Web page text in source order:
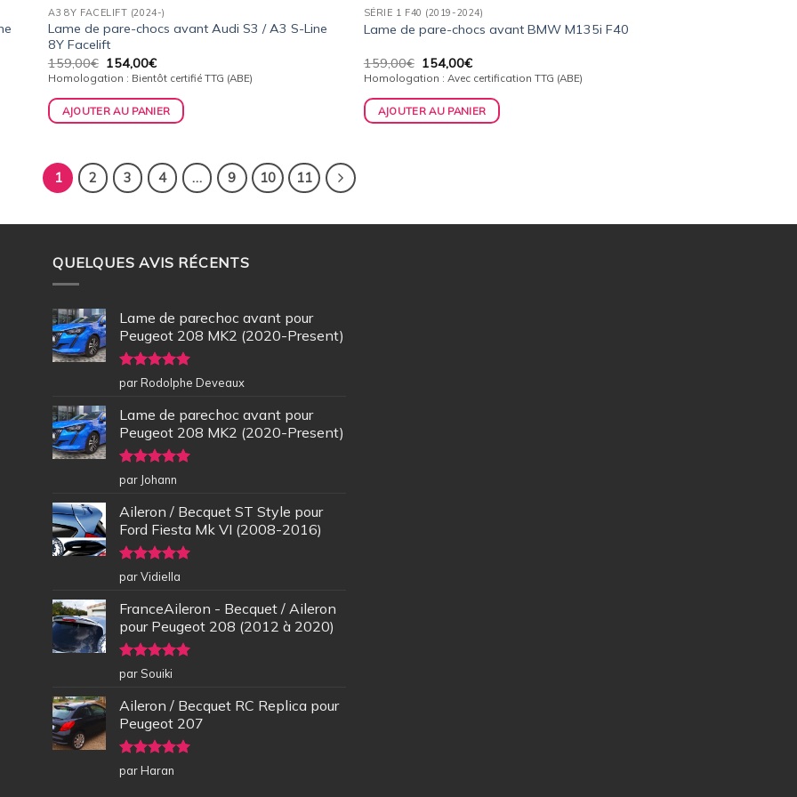
A3 8Y FACELIFT (2024-)
Lame de pare-chocs avant Audi S3 / A3 S-Line
8Y Facelift
159,00€ Le
prix
initial
était :
159,00€.
154,00€Le
prix
actuel
est :
154,00€.
Homologation : Bientôt certifié TTG (ABE)
AJOUTER AU PANIER
SÉRIE 1 F40 (2019-2024)
Lame de pare-chocs avant BMW M135i F40
159,00€ Le
prix
initial
était :
159,00€.
154,00€Le
prix
actuel
est :
154,00€.
Homologation : Avec certification TTG (ABE)
AJOUTER AU PANIER
1 2 3 4 … 9 10 11
QUELQUES AVIS RÉCENTS
Lame de parechoc avant pour
Peugeot 208 MK2 (2020-Present)
Note5sur
5
par Rodolphe Deveaux
Lame de parechoc avant pour
Peugeot 208 MK2 (2020-Present)
Note5sur
5
par Johann
Aileron / Becquet ST Style pour
Ford Fiesta Mk VI (2008-2016)
Note5sur
5
par Vidiella
FranceAileron - Becquet / Aileron
pour Peugeot 208 (2012 à 2020)
Note5sur
5
par Souiki
Aileron / Becquet RC Replica pour
Peugeot 207
Note5sur
5
par Haran